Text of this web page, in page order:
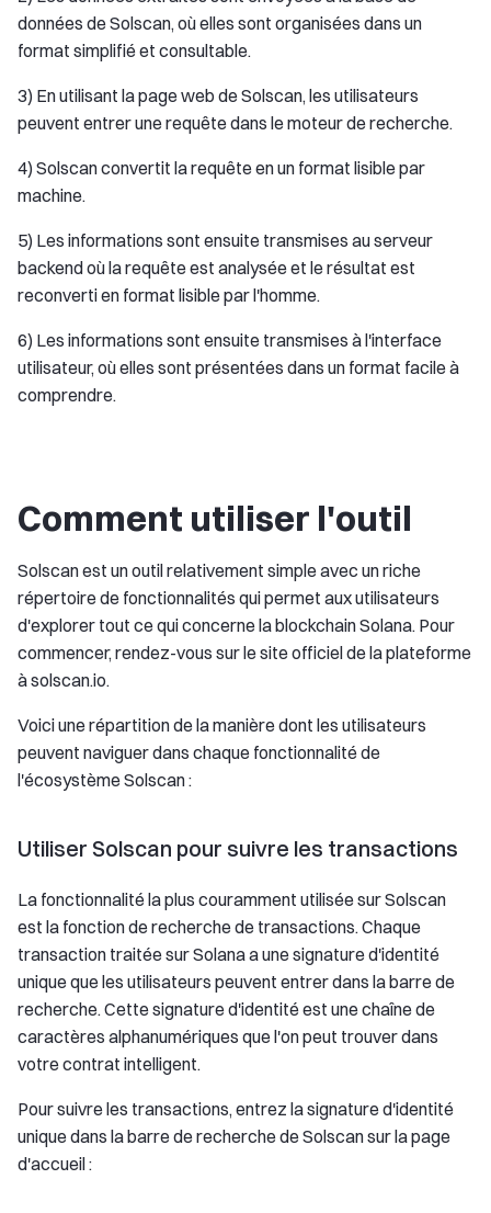
données de Solscan, où elles sont organisées dans un
format simplifié et consultable.
3) En utilisant la page web de Solscan, les utilisateurs
peuvent entrer une requête dans le moteur de recherche.
4) Solscan convertit la requête en un format lisible par
machine.
5) Les informations sont ensuite transmises au serveur
backend où la requête est analysée et le résultat est
reconverti en format lisible par l'homme.
6) Les informations sont ensuite transmises à l'interface
utilisateur, où elles sont présentées dans un format facile à
comprendre.
Comment utiliser l'outil
Solscan est un outil relativement simple avec un riche
répertoire de fonctionnalités qui permet aux utilisateurs
d'explorer tout ce qui concerne la blockchain Solana. Pour
commencer, rendez-vous sur le site officiel de la plateforme
à solscan.io.
Voici une répartition de la manière dont les utilisateurs
peuvent naviguer dans chaque fonctionnalité de
l'écosystème Solscan :
Utiliser Solscan pour suivre les transactions
La fonctionnalité la plus couramment utilisée sur Solscan
est la fonction de recherche de transactions. Chaque
transaction traitée sur Solana a une signature d'identité
unique que les utilisateurs peuvent entrer dans la barre de
recherche. Cette signature d'identité est une chaîne de
caractères alphanumériques que l'on peut trouver dans
votre contrat intelligent.
Pour suivre les transactions, entrez la signature d'identité
unique dans la barre de recherche de Solscan sur la page
d'accueil :